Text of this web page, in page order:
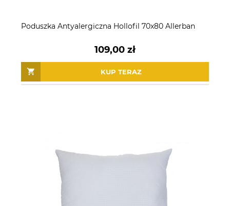
Poduszka Antyalergiczna Hollofil 70x80 Allerban
109,00 zł
KUP TERAZ